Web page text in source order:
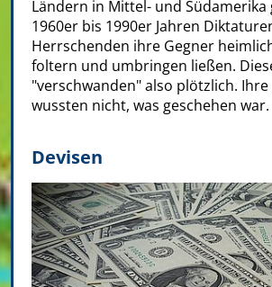
Ländern in Mittel- und Südamerika
1960er bis 1990er Jahren
Herrschenden ihre Gegner
foltern und umbringen ließen.
"verschwanden" also plötzlich.
wussten nicht, was geschehen war.
Devisen